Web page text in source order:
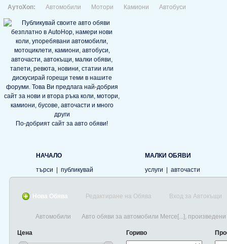
АутоХоп: Автомобили Мотори Камиони Автобуси
По-добрият сайт за авто обяви!
НАЧАЛО
търси
публикувай
МАЛКИ ОБЯВИ
услуги
авточасти
Нова Обява Редактиране на Обява Вход за Автокъщи
Автомобили Авто обяви за автомобили Merce[...],
Цена Гориво